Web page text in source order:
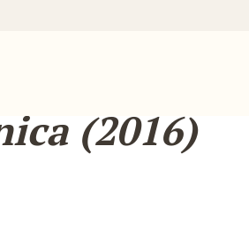
(2016)